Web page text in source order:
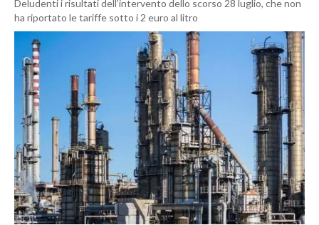
Deludenti i risultati dell’intervento dello scorso 28 luglio, che non
ha riportato le tariffe sotto i 2 euro al litro